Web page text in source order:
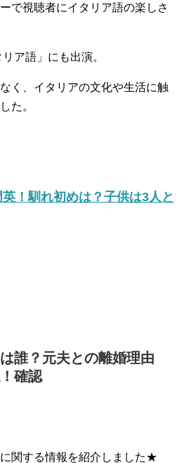
で視聴者にイタリア語の楽しさ
ア語」にも出演。
く、イタリアの文化や生活に触
た。
！馴れ初めは？子供は3人と
誰？元夫との離婚理由
確認
関する情報を紹介しました★